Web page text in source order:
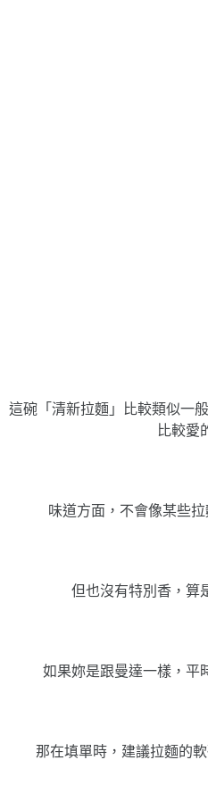
這碗「清新拉麵」比較類似一
比較愛
味道方面，不會像某些
但也沒有特別香，算
如果妳是跟曼達一樣，平
那在填單時，建議拉麵的